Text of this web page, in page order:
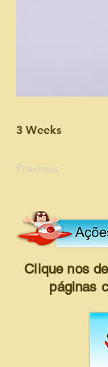
3 Weeks
Previous
Clique nos
páginas